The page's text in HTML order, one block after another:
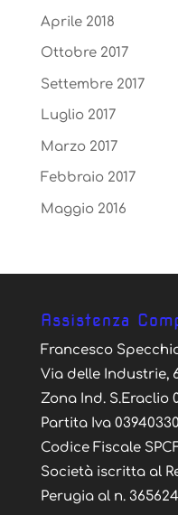
Aprile 2018
Ottobre 2017
Settembre 2017
Luglio 2017
Marzo 2017
Febbraio 2017
Maggio 2016
Assistenza
Francesco
Via delle Industrie,
Zona Ind. S.Eraclio
Partita Iva
Codice Fiscale
Società iscritta al
Perugia al n. 365624